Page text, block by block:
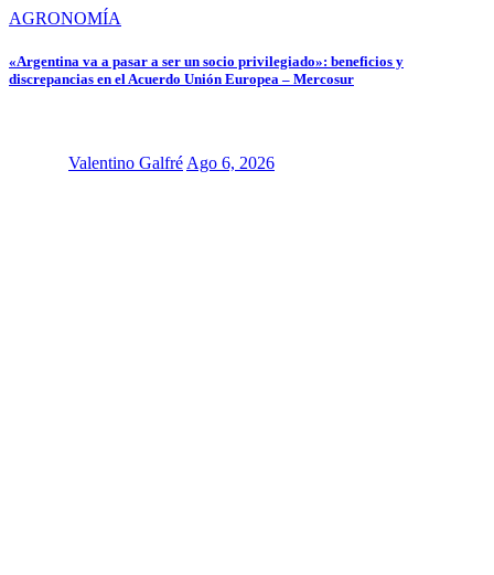
AGRONOMÍA
«Argentina va a pasar a ser un socio privilegiado»: beneficios y
discrepancias en el Acuerdo Unión Europea – Mercosur
Valentino Galfré Ago 6, 2026